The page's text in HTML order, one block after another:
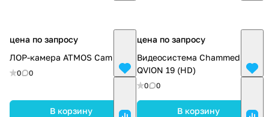
цена по запросу
ЛОР-камера ATMOS Cam 31
0 0
В корзину
цена по запросу
Видеосистема Chammed
QVION 19 (HD)
0 0
В корзину